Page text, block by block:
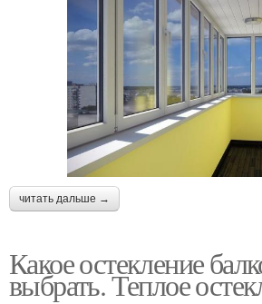
читать дальше →
Какое остекление
выбрать. Теплое